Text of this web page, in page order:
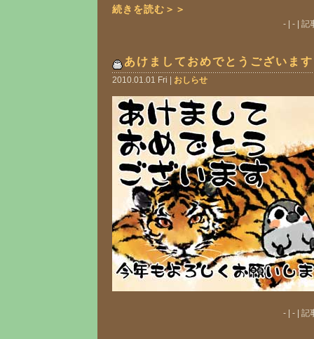
続きを読む＞＞
- | - | 記
あけましておめでとうございます
2010.01.01 Fri | おしらせ
- | - | 記